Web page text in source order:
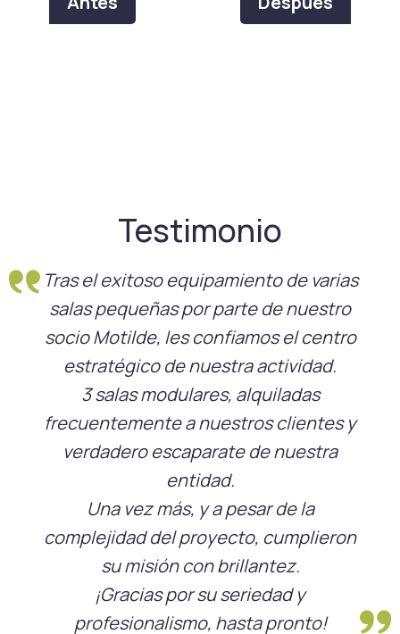
Testimonio
Tras el exitoso equipamiento de varias
salas pequeñas por parte de nuestro
socio Motilde, les confiamos el centro
estratégico de nuestra actividad.
3 salas modulares, alquiladas
frecuentemente a nuestros clientes y
verdadero escaparate de nuestra
entidad.
Una vez más, y a pesar de la
complejidad del proyecto, cumplieron
su misión con brillantez.
¡Gracias por su seriedad y
profesionalismo, hasta pronto!